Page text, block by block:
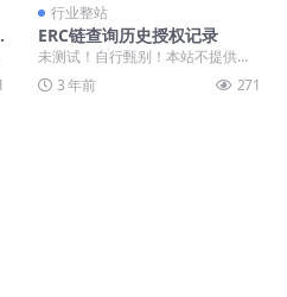
行业整站
ERC链查询历史授权记录
未测试！自行甄别！本站不提供任
何类型服务支持 ！
3 年前 271